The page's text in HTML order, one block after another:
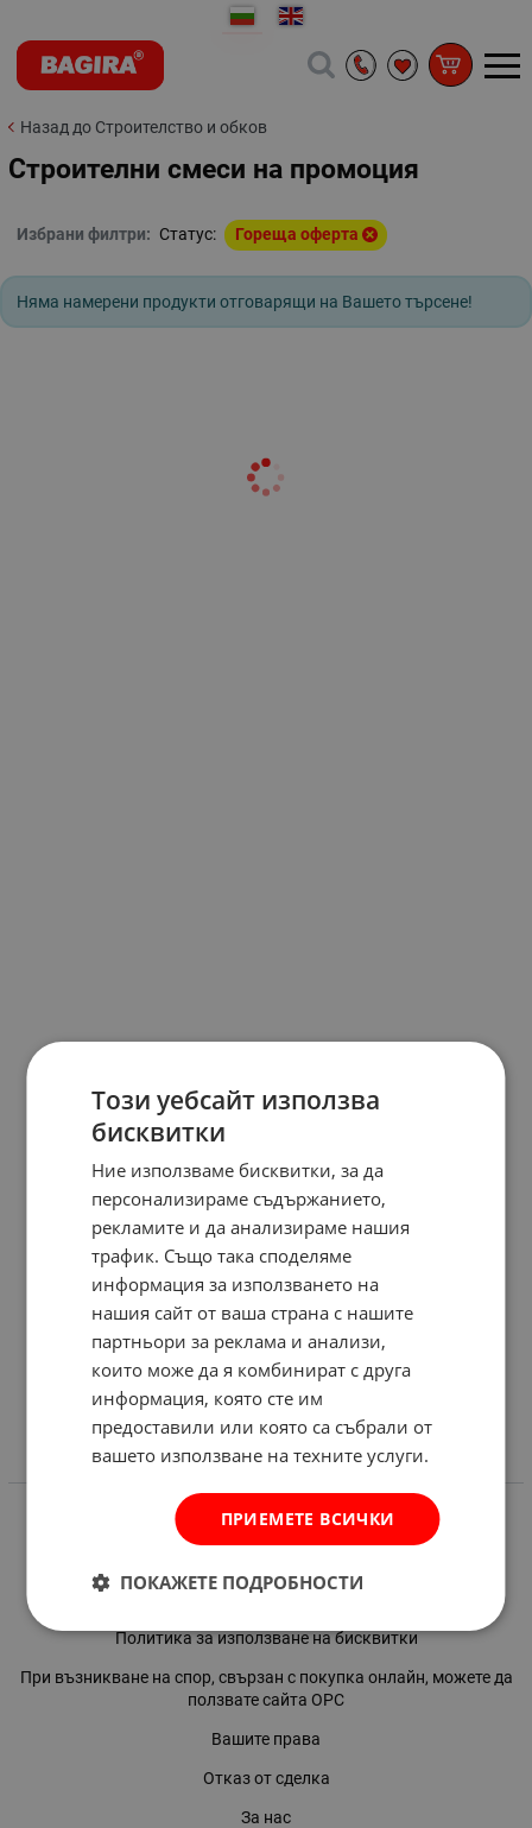
Назад до Строителство и обков
Строителни смеси на промоция
Избрани филтри: Статус: Гореща оферта
Няма намерени продукти отговарящи на Вашето търсене!
Доставка и плащане
Политиката за поверителност
Политика за използване на бисквитки
При възникване на спор, свързан с покупка онлайн, можете да
ползвате сайта ОРС
Вашите права
Отказ от сделка
За нас
Този уебсайт използва
бисквитки
Ние използваме бисквитки, за да
персонализираме съдържанието,
рекламите и да анализираме нашия
трафик. Също така споделяме
информация за използването на
нашия сайт от ваша страна с нашите
партньори за реклама и анализи,
които може да я комбинират с друга
информация, която сте им
предоставили или която са събрали от
вашето използване на техните услуги.
ПРИЕМЕТЕ ВСИЧКИ
ПОКАЖЕТЕ ПОДРОБНОСТИ